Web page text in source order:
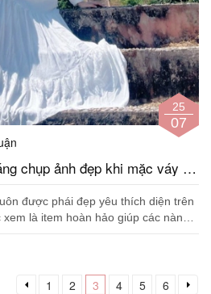
25
07
chụp ảnh đẹp khi mặc váy đi
được phái đẹp yêu thích diện trên
là item hoàn hảo giúp các nàng
1 2 3 4 5 6